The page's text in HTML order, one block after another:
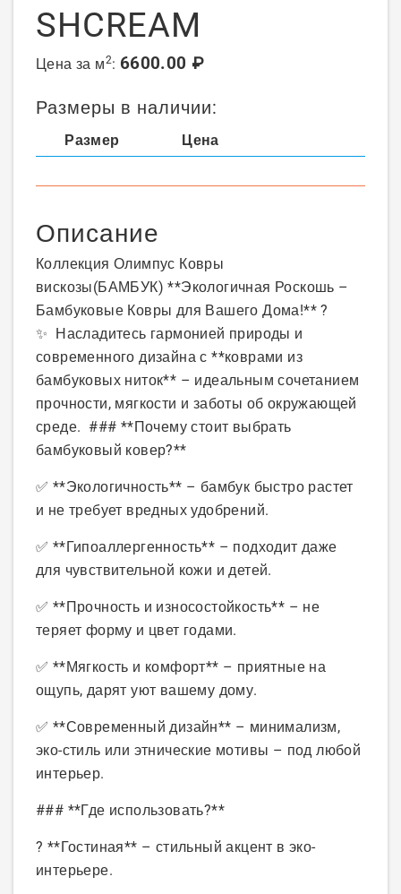
SHCREAM
Цена за м2: 6600.00 ₽
Размеры в наличии:
Размер Цена
Описание
Коллекция Олимпус Ковры
вискозы(БАМБУК)**Экологичная Роскошь –
Бамбуковые Ковры для Вашего Дома!** ?
✨ Насладитесь гармонией природы и
современного дизайна с **коврами из
бамбуковых ниток** – идеальным сочетанием
прочности, мягкости и заботы об окружающей
среде. ### **Почему стоит выбрать
бамбуковый ковер?**
✅ **Экологичность** – бамбук быстро растет
и не требует вредных удобрений.
✅ **Гипоаллергенность** – подходит даже
для чувствительной кожи и детей.
✅ **Прочность и износостойкость** – не
теряет форму и цвет годами.
✅ **Мягкость и комфорт** – приятные на
ощупь, дарят уют вашему дому.
✅ **Современный дизайн** – минимализм,
эко-стиль или этнические мотивы – под любой
интерьер.
### **Где использовать?**
? **Гостиная** – стильный акцент в эко-
интерьере.